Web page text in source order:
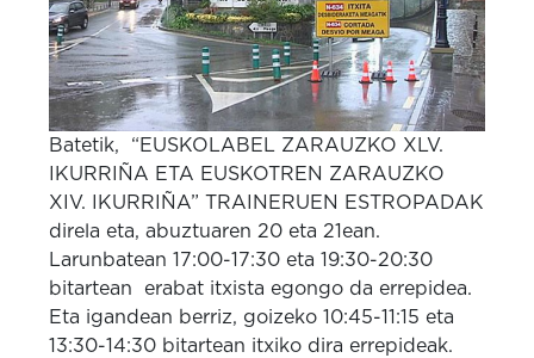
Batetik, “EUSKOLABEL ZARAUZKO XLV.
IKURRIÑA ETA EUSKOTREN ZARAUZKO
XIV. IKURRIÑA” TRAINERUEN ESTROPADAK
direla eta, abuztuaren 20 eta 21ean.
Larunbatean 17:00-17:30 eta 19:30-20:30
bitartean erabat itxista egongo da errepidea.
Eta igandean berriz, goizeko 10:45-11:15 eta
13:30-14:30 bitartean itxiko dira errepideak.